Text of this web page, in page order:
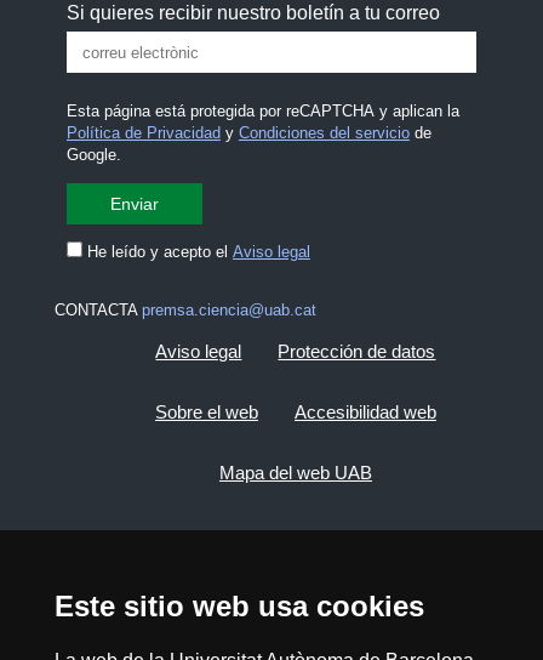
Este sitio web usa cookies
Si quieres recibir nuestro boletín a tu correo
Esta página está protegida por reCAPTCHA y aplican la
Política de Privacidad y Condiciones del serviciode
Google.
He leído y acepto el Aviso legal
CONTACTA premsa.ciencia@uab.cat
Aviso legal Protección de datos
Sobre el web Accesibilidad web
Mapa del web UAB
View low-bandwidth version